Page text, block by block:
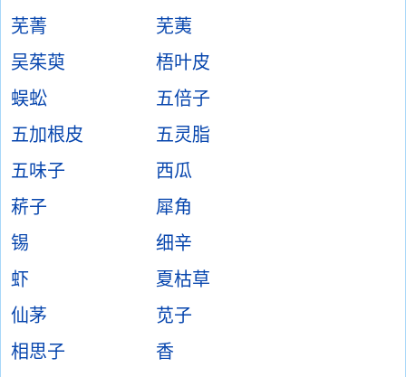
芜菁
芜荑
吴茱萸
梧叶皮
蜈蚣
五倍子
五加根皮
五灵脂
五味子
西瓜
菥子
犀角
锡
细辛
虾
夏枯草
仙茅
苋子
相思子
香